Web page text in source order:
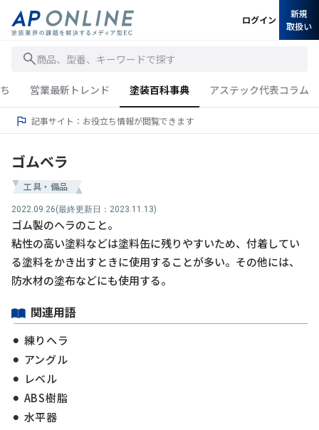
商品、型番、キーワードで探す
ログイン
新規
取扱い
営業最新トレンド 塗装百科事典 アステック代表コラム
記事サイト：お役立ち情報が閲覧できます
ゴムベラ
工具・備品
2022.09.26(最終更新日：2023.11.13)
ゴム製のヘラのこと。
粘性の高い塗料などは塗料缶に残りやすいため、付着してい
る塗料をかき出すときに使用することが多い。その他には、
防水材の塗布などにも使用する。
関連用語
練りヘラ
アングル
レベル
ABS樹脂
水平器